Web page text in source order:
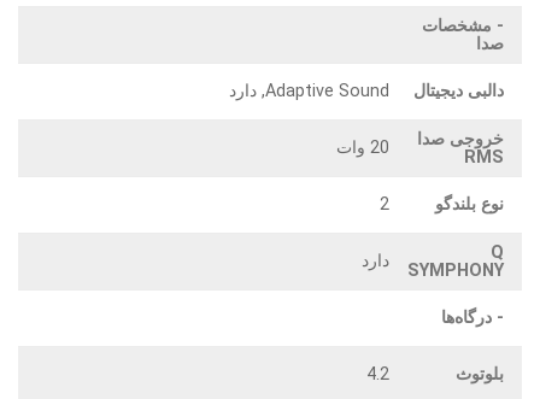
- مشخصات
صدا
دالبی دیجیتال Adaptive Sound, دارد
خروجی صدا
RMS
20 وات
نوع بلندگو 2
Q
SYMPHONY
دارد
- درگاه‌ها
بلوتوث 4.2